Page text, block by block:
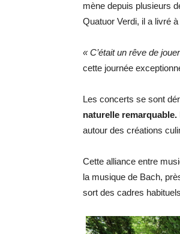
mène depuis plusieurs
Quatuor Verdi, il a livré
« C’était un rêve de
cette journée
Les concerts se sont
naturelle remarquable.
autour des créations
Cette alliance entre
la musique de Bach,
sort des cadres